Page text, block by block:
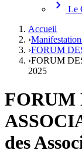
chevron_right
Le
Accueil
›
›FORUM
›FORUM
2025
FORUM
des